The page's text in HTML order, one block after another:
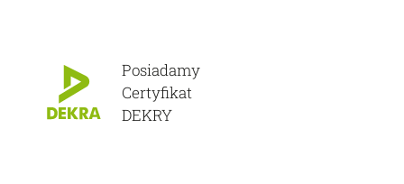
Posiadamy
Certyfikat
DEKRY